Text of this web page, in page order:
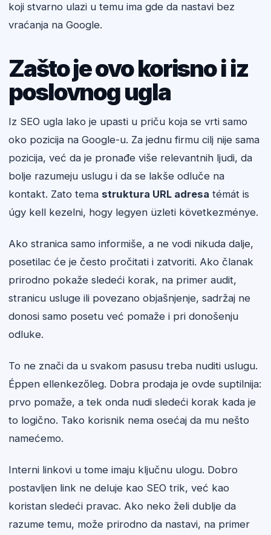
koji stvarno ulazi u temu ima gde da nastavi bez
vraćanja na Google.
Zašto je ovo korisno i iz
poslovnog ugla
Iz SEO ugla lako je upasti u priču koja se vrti samo
oko pozicija na Google-u. Za jednu firmu cilj nije sama
pozicija, već da je pronađe više relevantnih ljudi, da
bolje razumeju uslugu i da se lakše odluče na
kontakt. Zato tema struktura URL adresa témát is
úgy kell kezelni, hogy legyen üzleti következménye.
Ako stranica samo informiše, a ne vodi nikuda dalje,
posetilac će je često pročitati i zatvoriti. Ako članak
prirodno pokaže sledeći korak, na primer audit,
stranicu usluge ili povezano objašnjenje, sadržaj ne
donosi samo posetu već pomaže i pri donošenju
odluke.
To ne znači da u svakom pasusu treba nuditi uslugu.
Éppen ellenkezőleg. Dobra prodaja je ovde suptilnija:
prvo pomaže, a tek onda nudi sledeći korak kada je
to logično. Tako korisnik nema osećaj da mu nešto
namećemo.
Interni linkovi u tome imaju ključnu ulogu. Dobro
postavljen link ne deluje kao SEO trik, već kao
koristan sledeći pravac. Ako neko želi dublje da
razume temu, može prirodno da nastavi, na primer